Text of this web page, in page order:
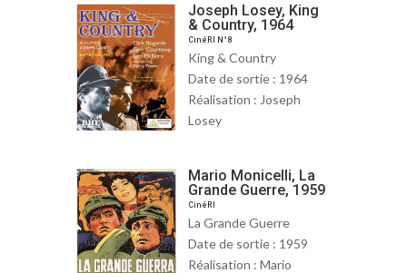
Joseph Losey, King
& Country, 1964
CinéRI N°8
King & Country
Date de sortie : 1964
Réalisation : Joseph
Losey
Mario Monicelli, La
Grande Guerre, 1959
CinéRI
La Grande Guerre
Date de sortie : 1959
Réalisation : Mario